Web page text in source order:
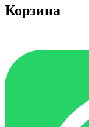
Корзина